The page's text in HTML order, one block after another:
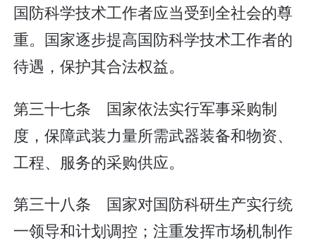
国防科学技术工作者应当受到全社会的尊
重。国家逐步提高国防科学技术工作者的
待遇，保护其合法权益。
第三十七条 国家依法实行军事采购制
度，保障武装力量所需武器装备和物资、
工程、服务的采购供应。
第三十八条 国家对国防科研生产实行统
一领导和计划调控；注重发挥市场机制作